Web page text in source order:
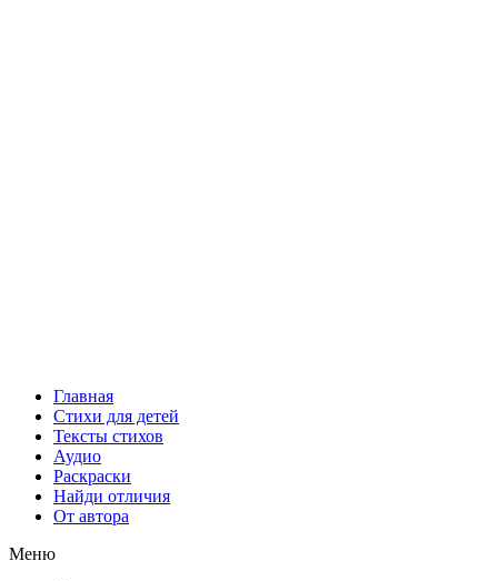
Главная
Стихи для детей
Тексты стихов
Аудио
Раскраски
Найди отличия
От автора
Меню